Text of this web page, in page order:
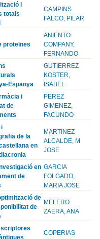
i
totals
CAMPINS
FALCO, PILAR
proteïnes
ANIENTO
COMPANY,
FERNANDO
Espanya
GUTIERREZ
KOSTER,
ISABEL
i
de
PEREZ
GIMENEZ,
FACUNDO
i
de la
en
MARTINEZ
ALCALDE, M
JOSE
en
de
GARCIA
FOLGADO,
MARIA JOSE
de
de
MELERO
ZAERA, ANA
COPERIAS